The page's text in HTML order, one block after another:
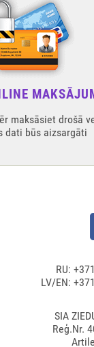
maksāsiet drošā
dati būs aizsargāti
RU:
LV/EN:
SIA
Reģ.Nr.